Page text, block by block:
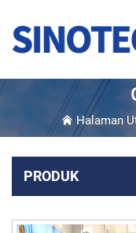
Halaman
PRODUK